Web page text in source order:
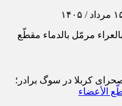
مرمّل بالدماء مقطّع
کربلا در سوگ برادر؛
الأعضاء